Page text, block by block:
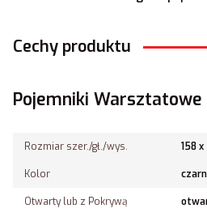
Cechy produktu
Pojemniki
Rozmiar szer./gł./wys. 158
Kolor
Otwarty lub z Pokrywą